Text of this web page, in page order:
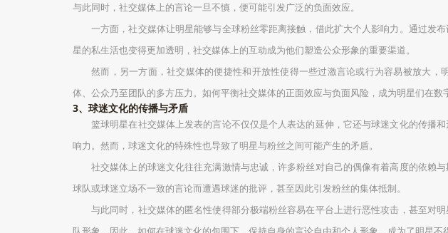
与此同时，社交媒体上的言论一旦不慎，便可能引发广泛的负面效应。
一方面，社交媒体让明星能够与全球粉丝零距离接触，借此扩大个人影响力。通过发
星的私生活也变得更加透明，社交媒体上的互动成为他们塑造公众形象的重要渠道。
然而，另一方面，社交媒体的便捷性和开放性使得一些过激言论或行为容易被放大
体、公众乃至团队的多方压力。如何平衡社交媒体的正面效应与负面风险，成为明星们在数
3、球迷文化的传播与矛盾
篮球明星在社交媒体上发表的言论不仅仅是个人表达的延伸，它还与球迷文化的传播
响力。然而，球迷文化的特殊性也导致了明星与粉丝之间可能产生的矛盾。
社交媒体上的球迷文化往往充满激情与忠诚，许多粉丝对自己的偶像有着高度的依赖
球队或球迷立场不一致的言论而遭遇球迷的批评，甚至因此引发粉丝的集体抵制。
与此同时，社交媒体的匿名性使得部分极端粉丝容易在平台上进行恶性攻击，甚至对